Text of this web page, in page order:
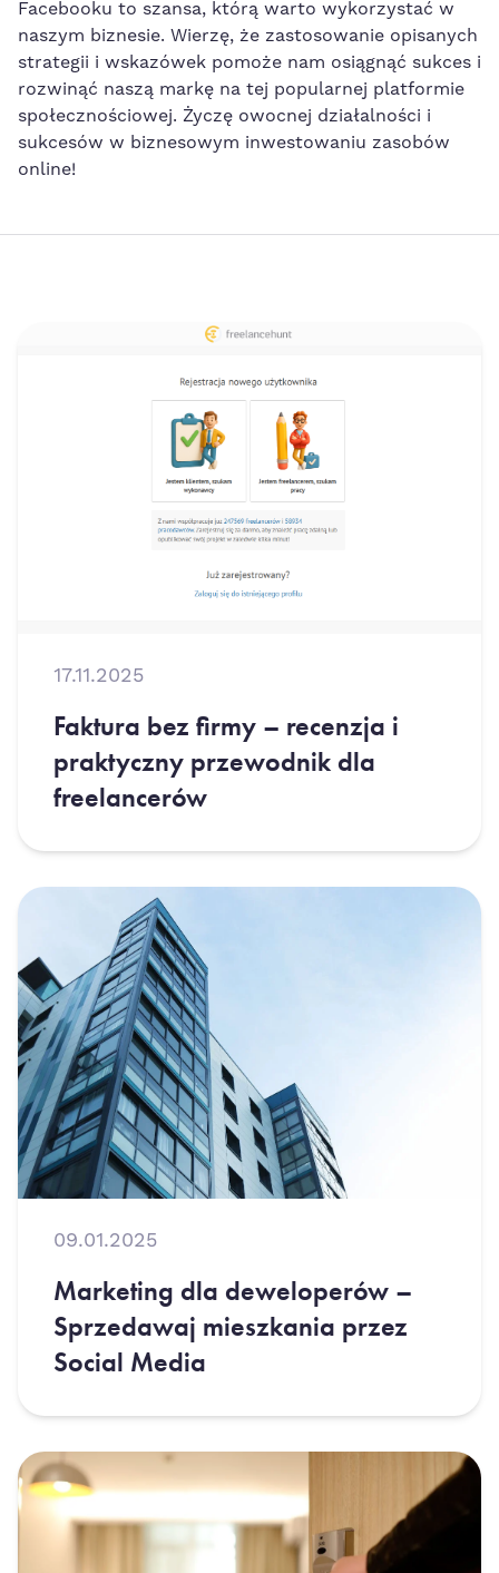
Facebooku to szansa, którą warto wykorzystać w
naszym biznesie. Wierzę, że zastosowanie opisanych
strategii i wskazówek pomoże​ nam osiągnąć sukces i
rozwinąć naszą markę na tej popularnej platformie
społecznościowej.⁣ Życzę owocnej działalności i
sukcesów w biznesowym inwestowaniu zasobów⁤
online!
17.11.2025
Faktura bez firmy – recenzja i
praktyczny przewodnik dla
freelancerów
09.01.2025
Marketing dla deweloperów –
Sprzedawaj mieszkania przez
Social Media